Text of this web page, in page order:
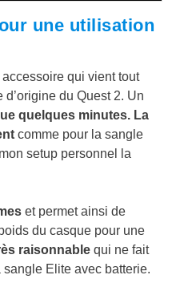
une utilisation
accessoire qui vient tout
du Quest 2. Un
quelques minutes. La
comme pour la sangle
setup personnel la
et permet ainsi de
du casque pour une
raisonnable qui ne fait
Elite avec batterie.